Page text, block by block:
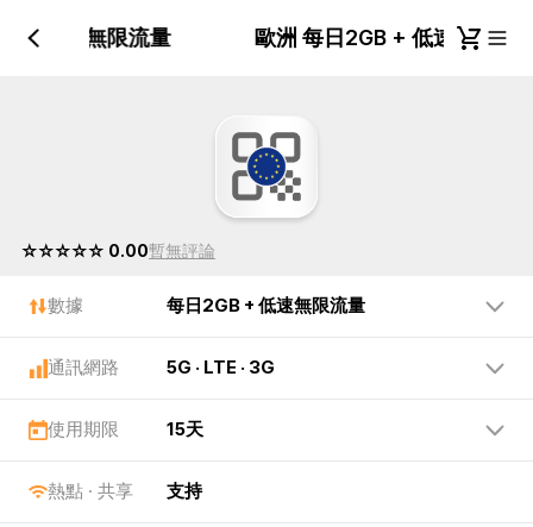
+ 低速無限流量 歐洲 每日2GB + 低速無限
☆☆☆☆☆ 0.00暫無評論
數據 每日2GB + 低速無限流量
通訊網路 5G · LTE · 3G
使用期限 15天
熱點 · 共享 支持